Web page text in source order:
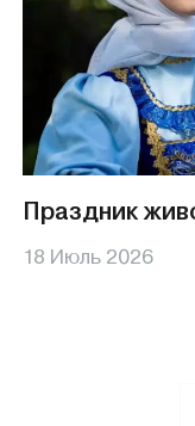
Праздник
18 Июль 2026